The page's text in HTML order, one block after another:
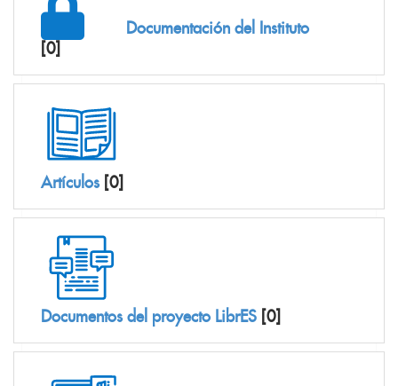
Documentación del Instituto
[0]
Artículos[0]
Documentos del proyecto LibrES [0]